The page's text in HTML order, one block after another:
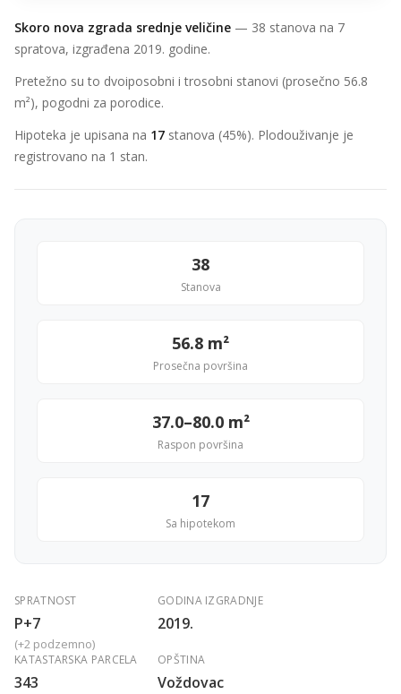
Skoro nova zgrada srednje veličine — 38 stanova na 7
spratova, izgrađena 2019. godine.
Pretežno su to dvoiposobni i trosobni stanovi (prosečno 56.8
m²), pogodni za porodice.
Hipoteka je upisana na 17 stanova (45%). Plodouživanje je
registrovano na 1 stan.
38
Stanova
56.8 m²
Prosečna površina
37.0–80.0 m²
Raspon površina
17
Sa hipotekom
SPRATNOST
P+7
(+2 podzemno)
GODINA IZGRADNJE
2019.
KATASTARSKA PARCELA
343
OPŠTINA
Voždovac